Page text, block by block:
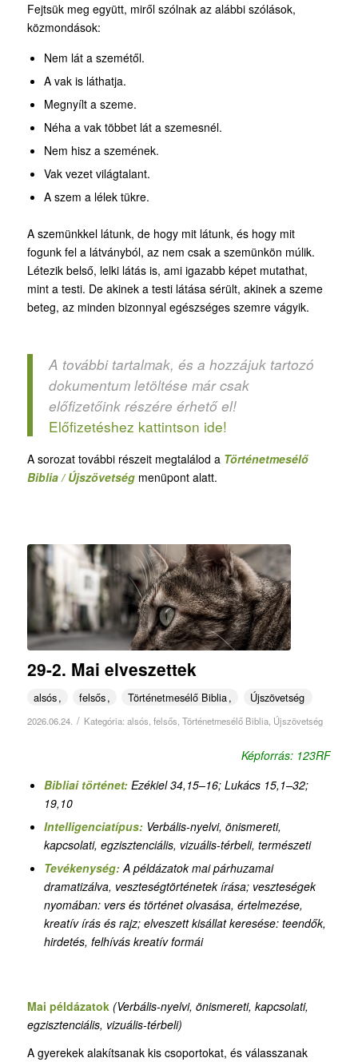
Fejtsük meg együtt, miről szólnak az alábbi szólások,
közmondások:
Nem lát a szemétől.
A vak is láthatja.
Megnyílt a szeme.
Néha a vak többet lát a szemesnél.
Nem hisz a szemének.
Vak vezet világtalant.
A szem a lélek tükre.
A szemünkkel látunk, de hogy mit látunk, és hogy mit
fogunk fel a látványból, az nem csak a szemünkön múlik.
Létezik belső, lelki látás is, ami igazabb képet mutathat,
mint a testi. De akinek a testi látása sérült, akinek a szeme
beteg, az minden bizonnyal egészséges szemre vágyik.
A további tartalmak, és a hozzájuk tartozó
dokumentum letöltése már csak
előfizetőink részére érhető el!
Előfizetéshez kattintson ide!
A sorozat további részeit megtalálod a Történetmesélő
Biblia / Újszövetségmenüpont alatt.
29-2. Mai elveszettek
alsós felsős Történetmesélő Biblia Újszövetség
2026.06.24. / Kategória: alsós felsős Történetmesélő Biblia, Újszövetség
Képforrás: 123RF
Bibliai történet:Ezékiel 34,15–16; Lukács 15,1–32;
19,10
Intelligenciatípus: Verbális-nyelvi, önismereti,
kapcsolati, egzisztenciális, vizuális-térbeli, természeti
Tevékenység:A példázatok mai párhuzamai
dramatizálva, veszteségtörténetek írása;veszteségek
nyomában: vers és történet olvasása, értelmezése,
kreatív írás és rajz; elveszett kisállat keresése: teendők,
hirdetés, felhívás kreatív formái
Mai példázatok (Verbális-nyelvi, önismereti, kapcsolati,
egzisztenciális, vizuális-térbeli)
A gyerekek alakítsanak kis csoportokat, és válasszanak